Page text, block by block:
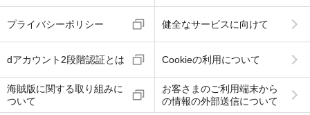
プライバシーポリシー 健全なサービスに向けて
dアカウント2段階認証とは Cookieの利用について
海賊版に関する取り組みに
ついて
お客さまのご利用端末から
の情報の外部送信について